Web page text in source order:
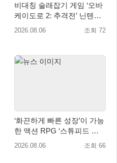
비대칭 술래잡기 게임 ‘오바
케이도로 2: 추격전’ 닌텐도
eShop 출시
2026.08.06 조회 72
‘화끈하게 빠른 성장’이 가능
한 액션 RPG ‘스튜피드 네
버 다이즈’ 패키지판 예약판
2026.08.06 조회 66